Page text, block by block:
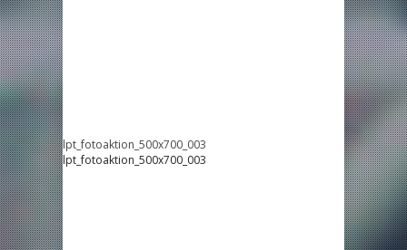
lpt_fotoaktion_500x700_003
lpt_fotoaktion_500x700_003